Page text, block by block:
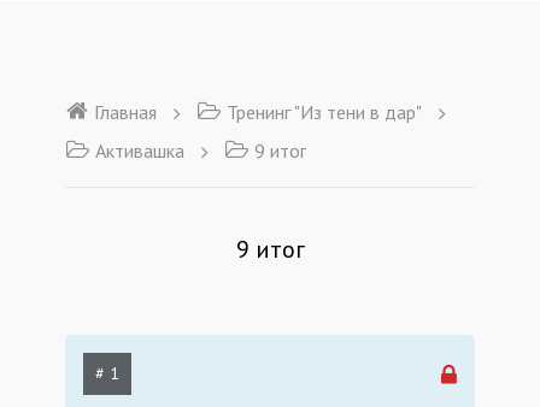
Главная
Тренинг "Из тени в дар"
Активашка
9 итог
9 итог
# 1